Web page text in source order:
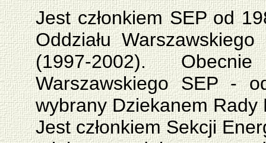
Jest członkiem SEP od
Oddziału
(1997-2002).
Warszawskiego SEP -
wybrany Dziekanem Rady
Jest członkiem Sekcji